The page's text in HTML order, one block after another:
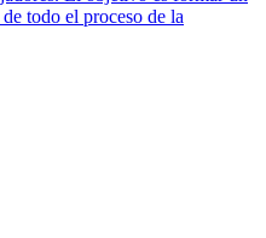
todo el proceso de la